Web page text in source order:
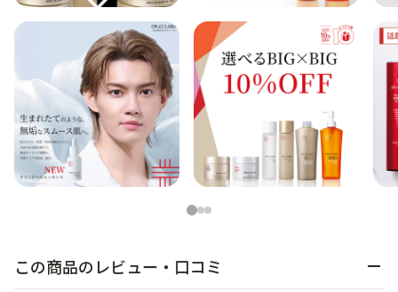
123
この商品のレビュー・口コミ